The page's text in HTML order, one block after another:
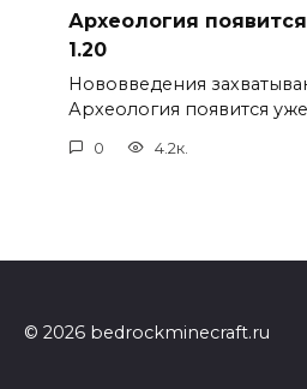
Археология
1.20
Нововведения
Археология появится уже
0 4.2к.
© 2026 bedrockminecraft.ru